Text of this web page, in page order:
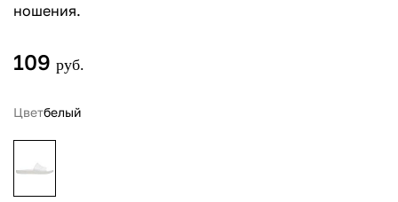
ношения.
109 руб.
Цветбелый